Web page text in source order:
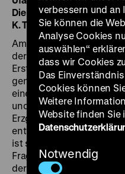
Die Kleinsten aus dem
K. T. Schulz, Herta Jülich,
Am 7. November 1938
der größten Kinos der
Erstaufführung vonDu
eines kleinen
und seiner Ehefrau
Erzgebirge. Der sich im
entwickelt sich zum
ist seine Antwort auf die
Frage nach dem Sinn
der Erste Weltkrieg
verbessern und an
Sie können die
Analyse Cookies
auswählen“
dass wir Cookies
Das
Cookies können
Weitere
Website finden Sie
Notwendig